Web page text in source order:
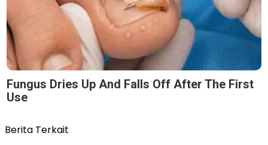
Fungus Dries Up And Falls Off After The First
Use
Berita Terkait